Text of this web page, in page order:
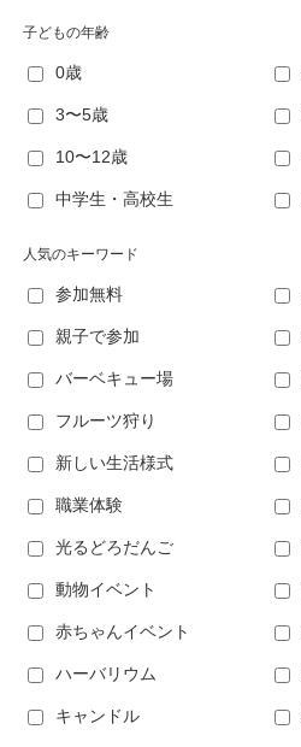
子どもの年齢
0歳
3〜5歳
10〜12歳
中学生・高校生
人気のキーワード
参加無料
親子で参加
バーベキュー場
フルーツ狩り
新しい生活様式
職業体験
光るどろだんご
動物イベント
赤ちゃんイベント
ハーバリウム
キャンドル